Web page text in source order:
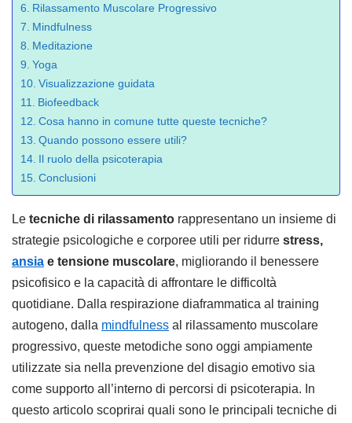
Rilassamento Muscolare Progressivo
Mindfulness
Meditazione
Yoga
Visualizzazione guidata
Biofeedback
Cosa hanno in comune tutte queste tecniche?
Quando possono essere utili?
Il ruolo della psicoterapia
Conclusioni
Le tecniche di rilassamento rappresentano un insieme di
strategie psicologiche e corporee utili per ridurre stress,
ansia e tensione muscolare, migliorando il benessere
psicofisico e la capacità di affrontare le difficoltà
quotidiane. Dalla respirazione diaframmatica al training
autogeno, dalla mindfulness al rilassamento muscolare
progressivo, queste metodiche sono oggi ampiamente
utilizzate sia nella prevenzione del disagio emotivo sia
come supporto all’interno di percorsi di psicoterapia. In
questo articolo scoprirai quali sono le principali tecniche di